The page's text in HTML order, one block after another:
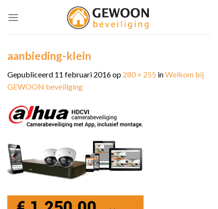
aanbieding-klein
Gepubliceerd 11 februari 2016op 280 × 255 inWelkom bij
GEWOON beveiliging